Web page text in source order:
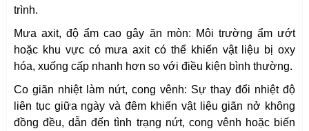
trình.
Mưa axit, độ ẩm cao gây ăn mòn: Môi trường ẩm ướt
hoặc khu vực có mưa axit có thể khiến vật liệu bị oxy
hóa, xuống cấp nhanh hơn so với điều kiện bình thường.
Co giãn nhiệt làm nứt, cong vênh: Sự thay đổi nhiệt độ
liên tục giữa ngày và đêm khiến vật liệu giãn nở không
đồng đều, dẫn đến tình trạng nứt, cong vênh hoặc biến